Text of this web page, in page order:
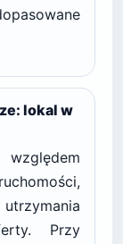
lokal w
Przy